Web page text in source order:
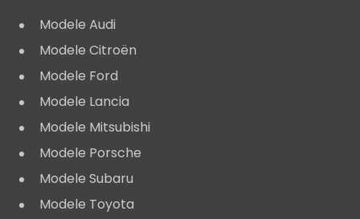
Modele Audi
Modele Citroën
Modele Ford
Modele Lancia
Modele Mitsubishi
Modele Porsche
Modele Subaru
Modele Toyota